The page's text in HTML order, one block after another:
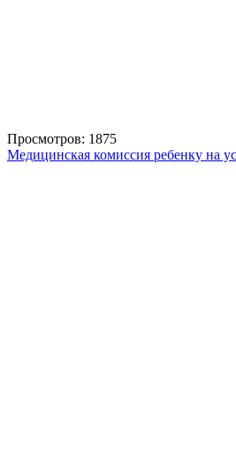
Просмотров: 1875
Медицинская комиссия ребенку на